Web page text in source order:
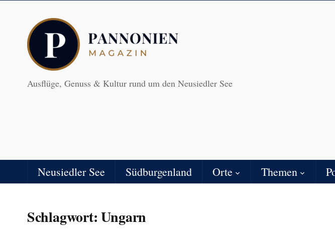
Ausflüge, Genuss & Kultur rund um den Neusiedler See
Neusiedler See Südburgenland Orte Themen
Schlagwort:Ungarn